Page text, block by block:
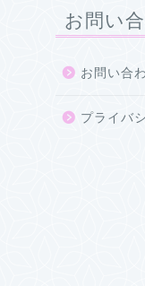
お問い
お問い合
プライバ